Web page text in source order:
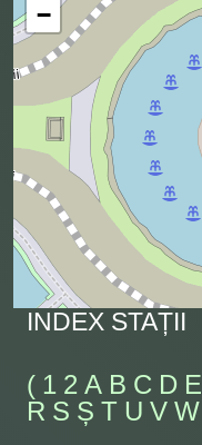
−
INDEX STAȚII
( 1 2 A B C D E
R S Ș T U V W